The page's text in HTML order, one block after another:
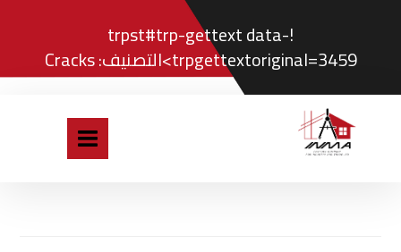
!trpst#trp-gettext data-
trpgettextoriginal=3459>التصنيف: Cracks